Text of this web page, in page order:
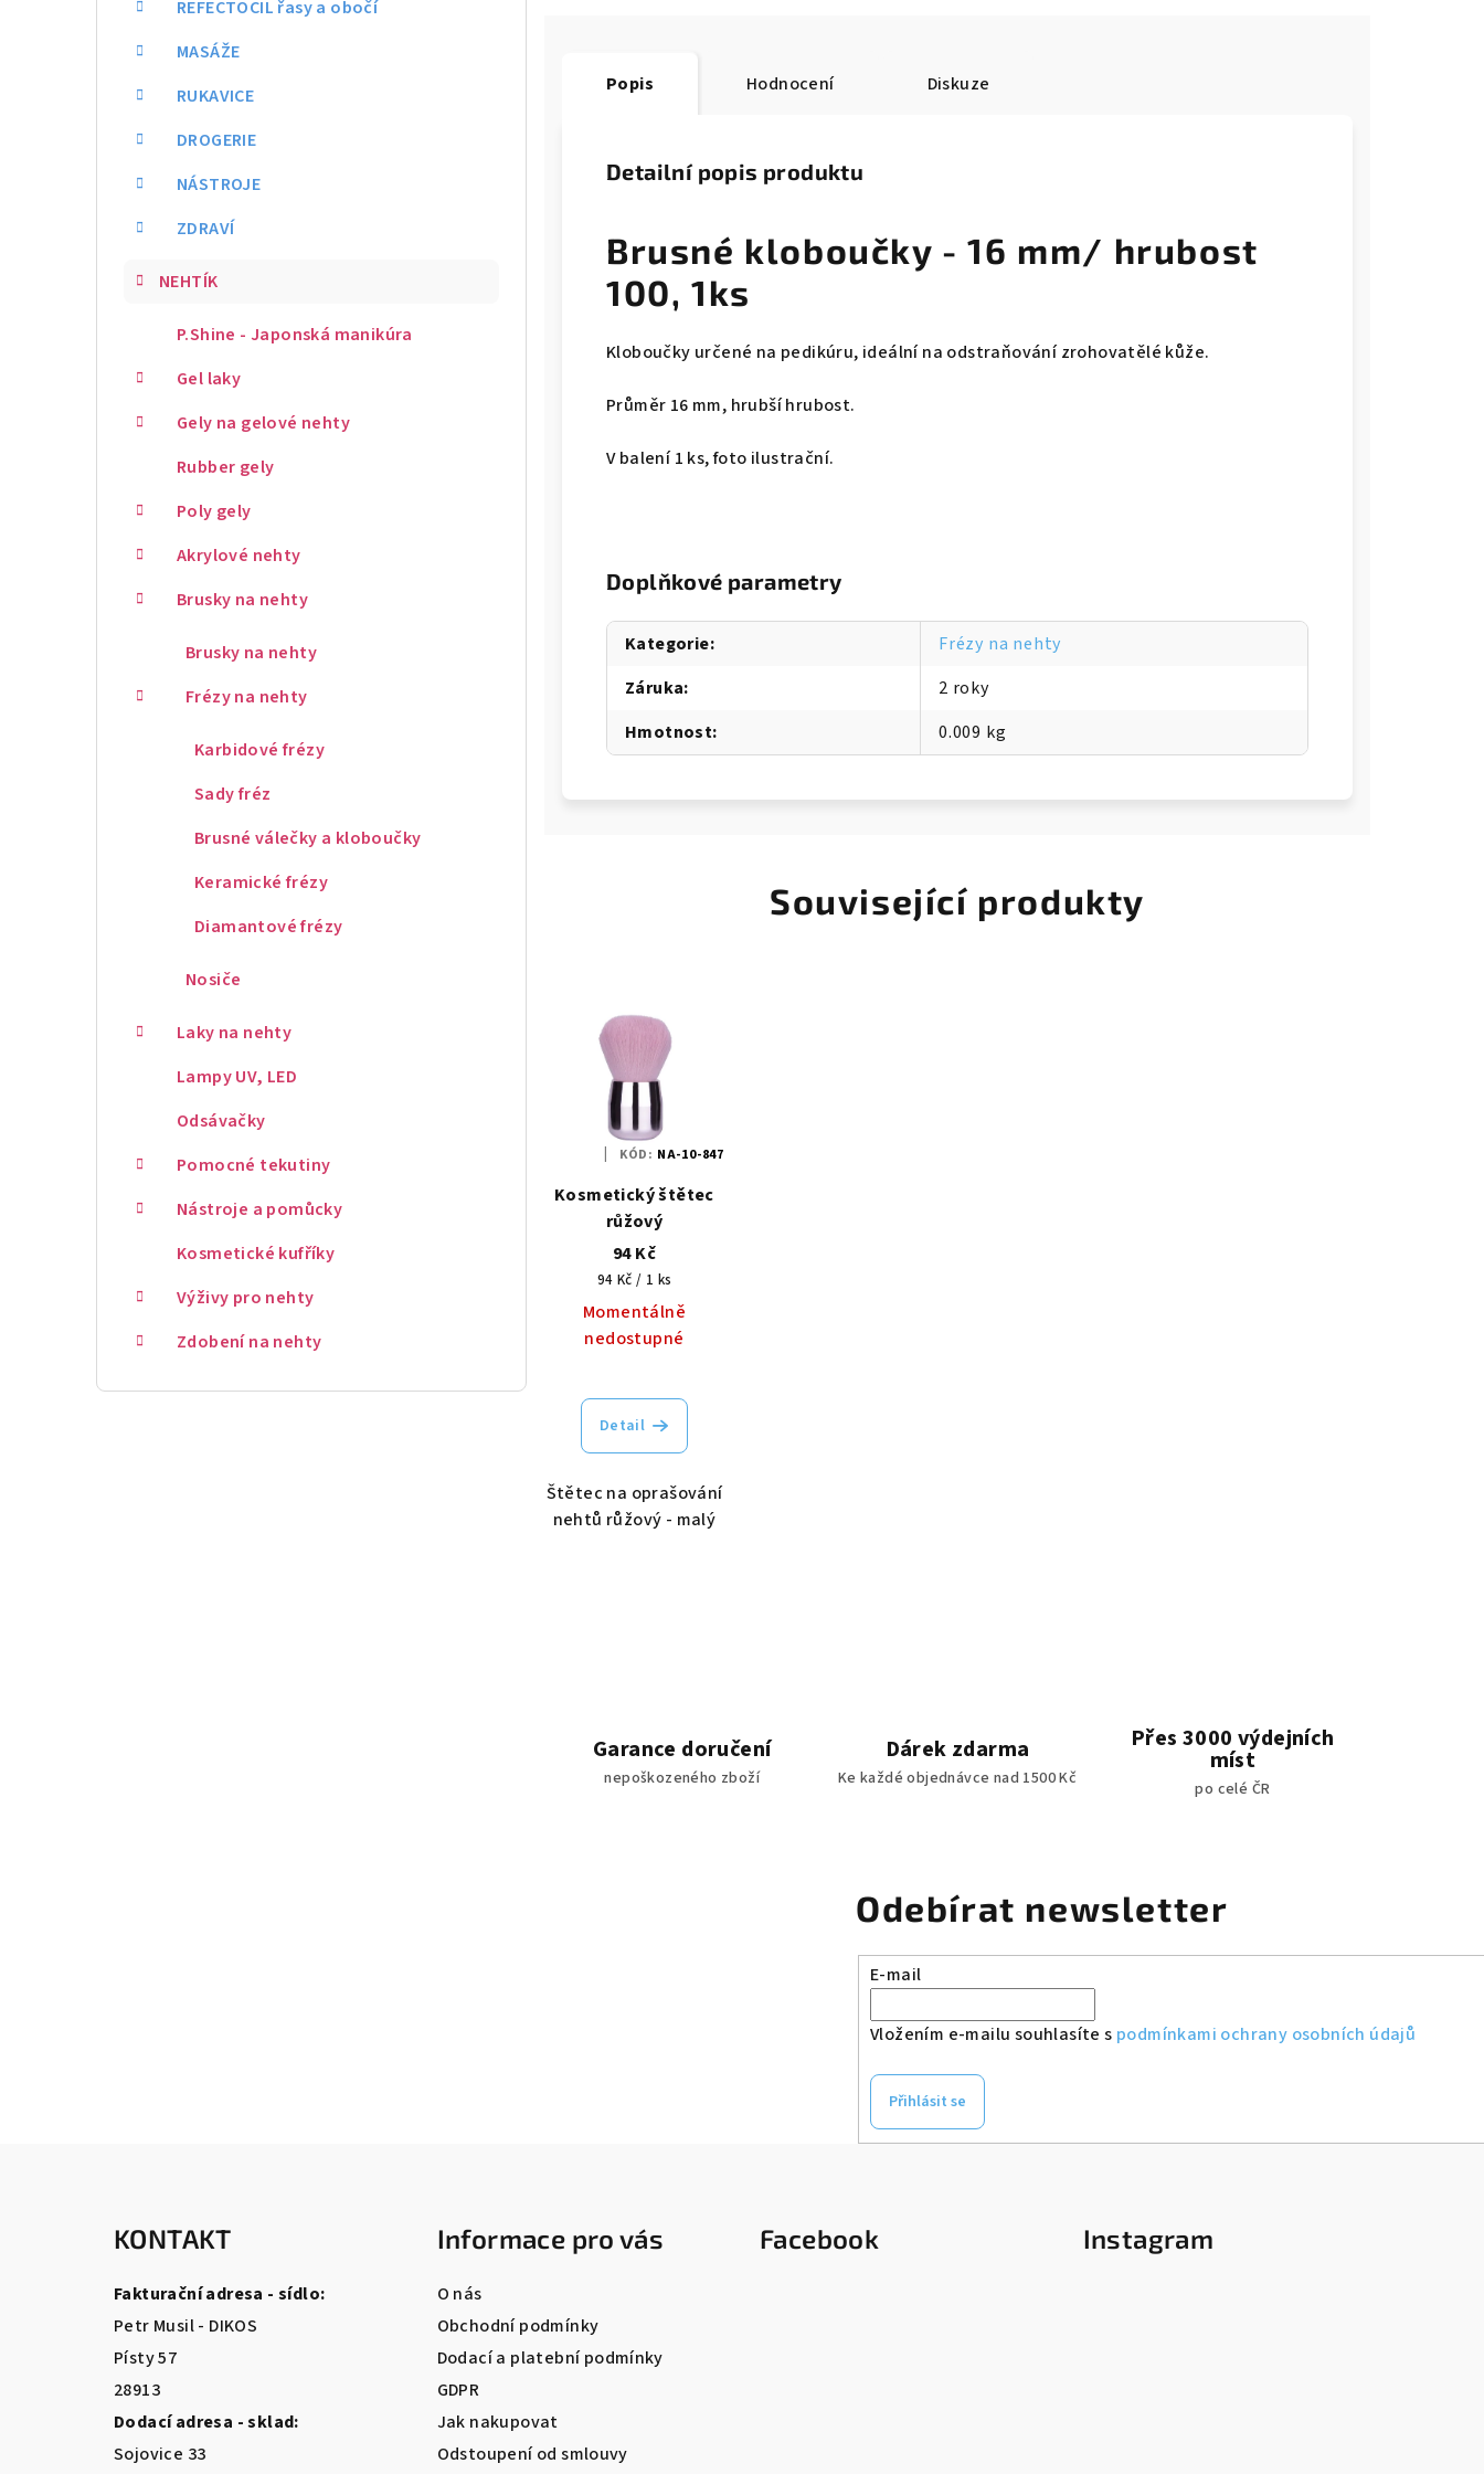
REFECTOCIL řasy a obočí
MASÁŽE
RUKAVICE
DROGERIE
NÁSTROJE
ZDRAVÍ
NEHTÍK
P.Shine - Japonská manikúra
Gel laky
Gely na gelové nehty
Rubber gely
Poly gely
Akrylové nehty
Brusky na nehty
Brusky na nehty
Frézy na nehty
Karbidové frézy
Sady fréz
Brusné válečky a kloboučky
Keramické frézy
Diamantové frézy
Nosiče
Laky na nehty
Lampy UV, LED
Odsávačky
Pomocné tekutiny
Nástroje a pomůcky
Kosmetické kufříky
Výživy pro nehty
Zdobení na nehty
Popis Hodnocení Diskuze
Detailní popis produktu
Brusné kloboučky - 16 mm/ hrubost
100, 1ks
Kloboučky určené na pedikúru, ideální na odstraňování zrohovatělé kůže.
Průměr 16 mm, hrubší hrubost.
V balení 1 ks, foto ilustrační.
Doplňkové parametry
Kategorie:
Frézy na nehty
Záruka:
2 roky
Hmotnost: 0.009 kg
Související produkty
Kosmetický štětec
růžový
94 Kč
Měrná
cena:
94 Kč / 1 ks
Momentálně
nedostupné
Detail
Štětec na oprašování
nehtů růžový - malý
KÓD: NA-10-847
Garance doručení
nepoškozeného zboží
Dárek zdarma
Ke každé objednávce nad 1500 Kč
Přes 3000 výdejních
míst
po celé ČR
Odebírat newsletter
E-mail
Vložením e-mailu souhlasíte s podmínkami ochrany osobních údajů
Přihlásit se
KONTAKT
Fakturační adresa - sídlo:
Petr Musil - DIKOS
Písty 57
28913
Dodací adresa - sklad:
Sojovice 33
Informace pro vás
O nás
Obchodní podmínky
Dodací a platební podmínky
GDPR
Jak nakupovat
Odstoupení od smlouvy
Facebook Instagram